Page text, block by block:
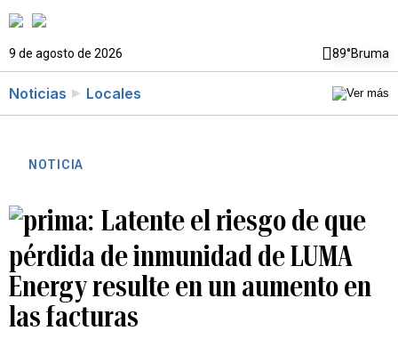
9 de agosto de 2026 89°Bruma
Noticias Locales
NOTICIA
Latente el riesgo de que
pérdida de inmunidad de LUMA
Energy resulte en un aumento en
las facturas